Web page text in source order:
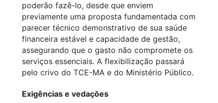
poderão fazê-lo, desde que enviem
previamente uma proposta fundamentada com
parecer técnico demonstrativo de sua saúde
financeira estável e capacidade de gestão,
assegurando que o gasto não compromete os
serviços essenciais. A flexibilização passará
pelo crivo do TCE-MA e do Ministério Público.
Exigências e vedações